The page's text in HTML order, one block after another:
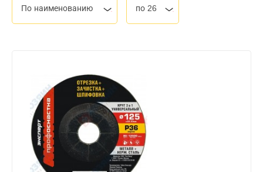
По наименованию по 26